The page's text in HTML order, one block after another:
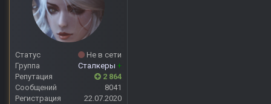
Статус
Не в сети
Группа
Сталкеры +
Репутация
2 864
Сообщений
8041
Регистрация
22.07.2020